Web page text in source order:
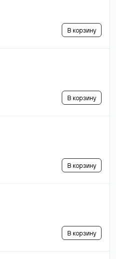
В корзину
В корзину
В корзину
В корзину